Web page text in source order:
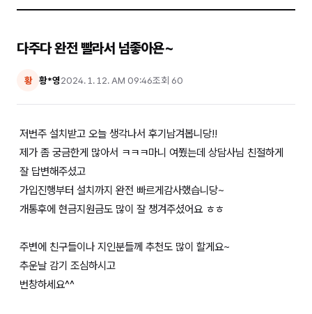
다주다 완전 빨라서 넘좋아욘~
황 황*영2024. 1. 12. AM 09:46조회 60
저번주 설치받고 오늘 생각나서 후기남겨봅니당!!
제가 좀 궁금한게 많아서 ㅋㅋㅋ마니 여쭸는데 상담사님 친절하게
잘 답변해주셨고
가입진행부터 설치까지 완전 빠르게감사했습니당~
개통후에 현금지원금도 많이 잘 챙겨주셨어요 ㅎㅎ
주변에 친구들이나 지인분들께 추천도 많이 할게요~
추운날 감기 조심하시고
번창하세요^^